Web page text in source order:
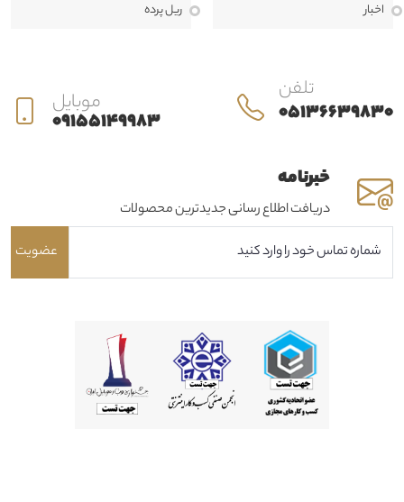
اخبار ریل پرده
تا اندازه‌گیری، طراحی، دوخت، نصب و خدمات پس از فروش، در کنار مشتریان
خبرنامه
دریافت اطلاع رسانی جدیدترین محصولات
تلفن
05136639830 موبایل
09155149983
عضویت